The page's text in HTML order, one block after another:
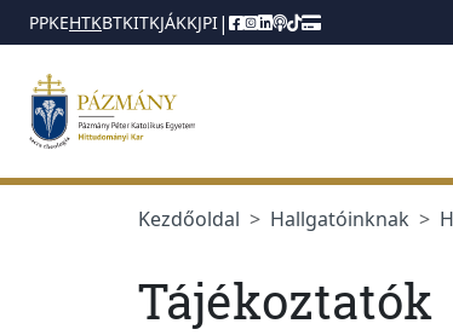
jumplink.menu
jumplink.content
PPKEHTKBTKITKJÁKKJPI|
Kezdőoldal Hallgatóinknak
Tájékoztatók